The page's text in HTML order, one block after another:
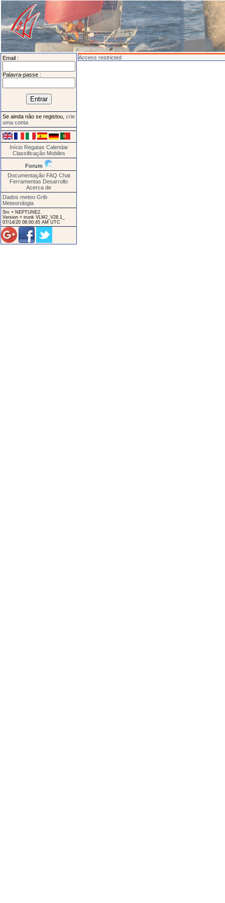
Email :
Palavra-passe :
Se ainda não se registou, crie
uma conta
Início Regatas Calendar
Classificação Mobiles
Forum
Documentação FAQ Chat
Ferramentas Desarrollo
Acerca de
Dados meteo Grib
Meteorologia
Srv = NEPTUNE2.
Version = trunk VLM2_V28.1_
07/14/20 08:00:45 AM UTC
Access restricted